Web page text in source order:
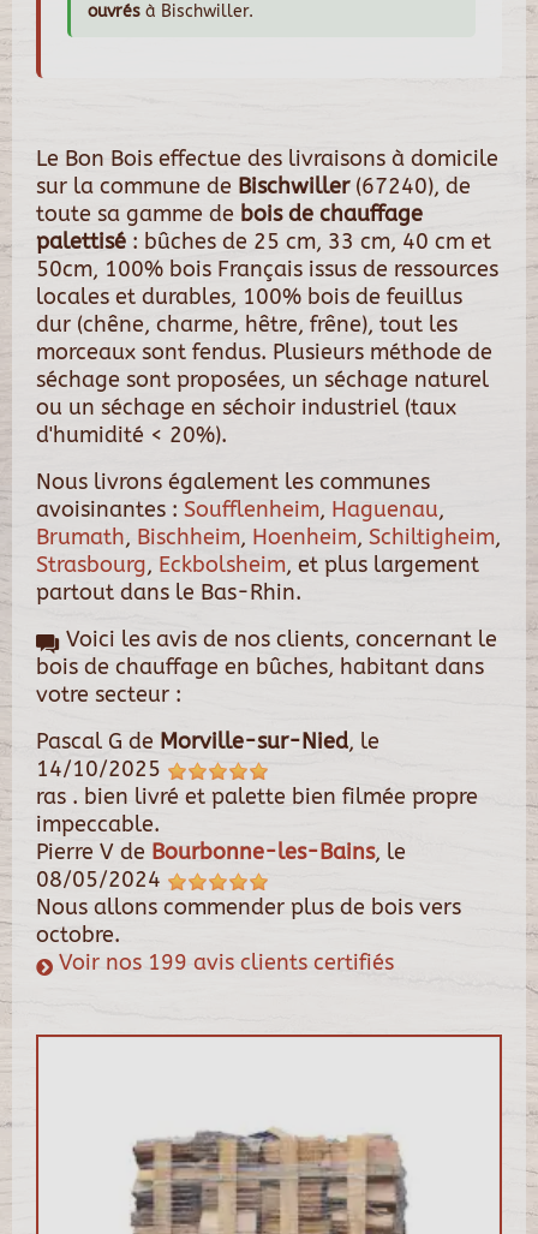
ouvrés à Bischwiller.
Le Bon Bois effectue des livraisons à domicile
sur la commune de Bischwiller(67240), de
toute sa gamme de bois de chauffage
palettisé : bûches de 25 cm, 33 cm, 40 cm et
50cm, 100% bois Français issus de ressources
locales et durables, 100% bois de feuillus
dur (chêne, charme, hêtre, frêne), tout les
morceaux sont fendus. Plusieurs méthode de
séchage sont proposées, un séchage naturel
ou un séchage en séchoir industriel (taux
d'humidité < 20%).
Nous livrons également les communes
avoisinantes : Soufflenheim, Haguenau,
Brumath, Bischheim, Hoenheim, Schiltigheim,
Strasbourg, Eckbolsheim, et plus largement
partout dans le Bas-Rhin.
Voici les avis de nos clients, concernant le
bois de chauffage en bûches, habitant dans
votre secteur :
Pascal G de Morville-sur-Nied, le
14/10/2025
ras . bien livré et palette bien filmée propre
impeccable.
Pierre V de Bourbonne-les-Bains, le
08/05/2024
Nous allons commender plus de bois vers
octobre.
Voir nos 199 avis clients certifiés